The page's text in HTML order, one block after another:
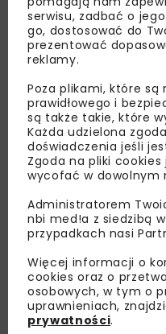
Lubisz
Zapisz się do
serwisu, zadbać o
go, dostosować do
prezentować
reklamy.
Poza plikami, które są
prawidłowego i
są także takie, które
Każda udzielona
doświadczenia jeśli
Zgoda na pliki
wycofać w dowolnym
Administratorem
nbi med!a z siedzibą
przypadkach nasi
Więcej informacji o
cookies oraz o
osobowych, w tym o
uprawnieniach,
prywatności.